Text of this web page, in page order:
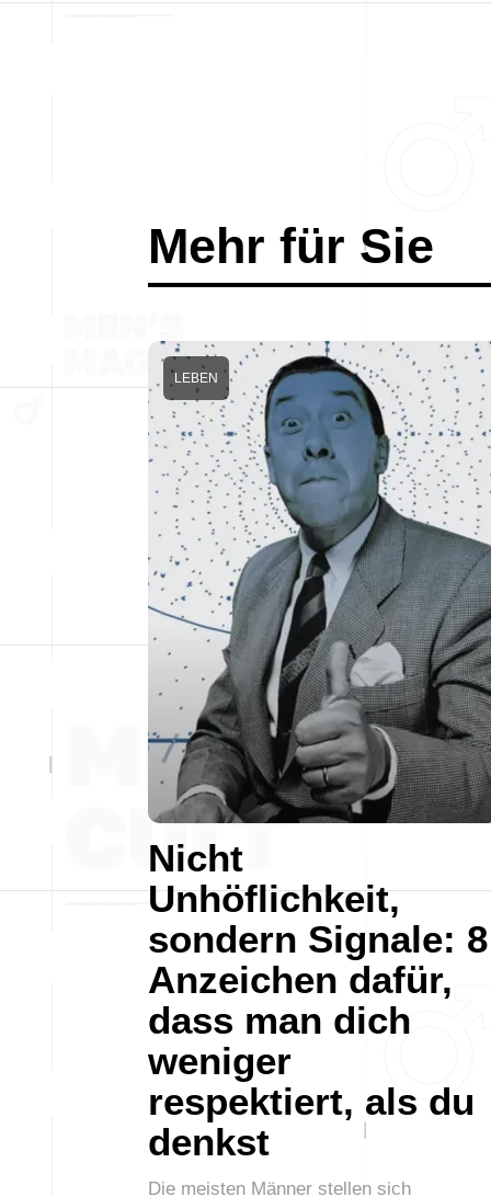
Mehr für Sie
Nicht
Unhöflichkeit,
sondern Signale: 8
Anzeichen dafür,
dass man dich
weniger
respektiert, als du
denkst
LEBEN
Die meisten Männer stellen sich